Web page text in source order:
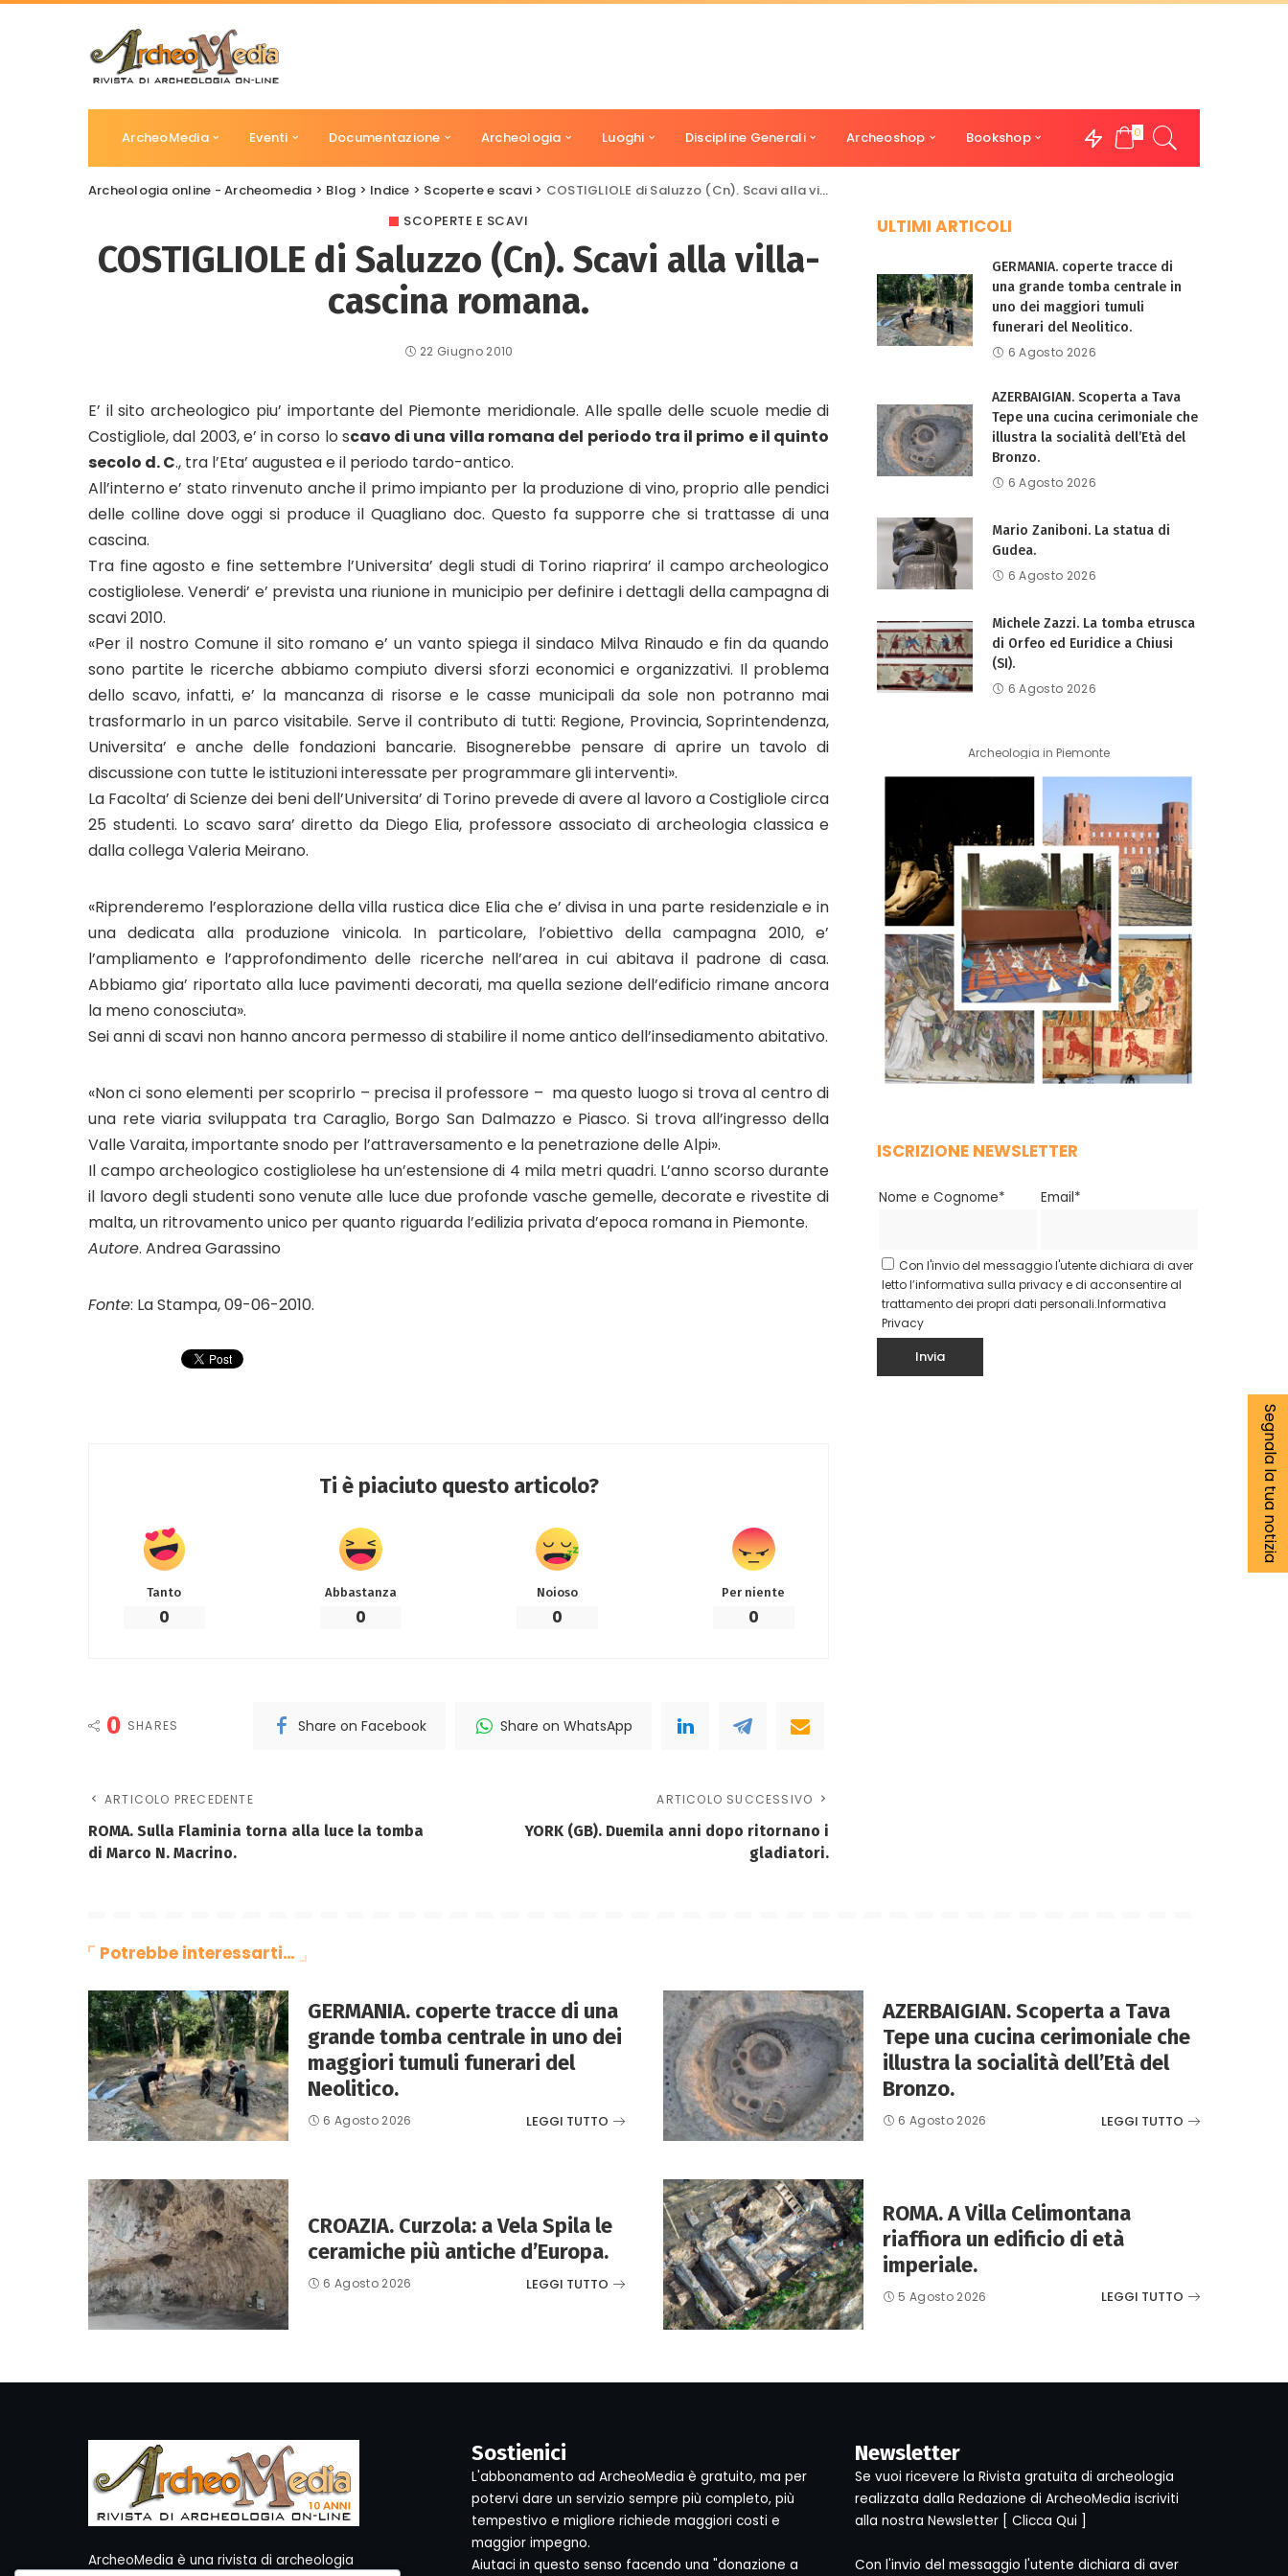
ArcheoMedia Eventi Documentazione Archeologia Luoghi Discipline Generali Archeoshop Bookshop 0
Archeologia online - Archeomedia > Blog > Indice > Scoperte e scavi > COSTIGLIOLE di Saluzzo (Cn). Scavi alla villa-cascina romana.
SCOPERTE E SCAVI
COSTIGLIOLE di Saluzzo (Cn). Scavi alla villa-
cascina romana.
22 Giugno 2010
E’ il sito archeologico piu’ importante del Piemonte meridionale. Alle spalle delle scuole medie di
Costigliole, dal 2003, e’ in corso lo scavo di una villa romana del periodo tra il primo e il quinto
secolo d. C., tra l’Eta’ augustea e il periodo tardo-antico.
All’interno e’ stato rinvenuto anche il primo impianto per la produzione di vino, proprio alle pendici
delle colline dove oggi si produce il Quagliano doc. Questo fa supporre che si trattasse di una
cascina.
Tra fine agosto e fine settembre l’Universita’ degli studi di Torino riaprira’ il campo archeologico
costigliolese. Venerdi’ e’ prevista una riunione in municipio per definire i dettagli della campagna di
scavi 2010.
«Per il nostro Comune il sito romano e’ un vanto spiega il sindaco Milva Rinaudo e fin da quando
sono partite le ricerche abbiamo compiuto diversi sforzi economici e organizzativi. Il problema
dello scavo, infatti, e’ la mancanza di risorse e le casse municipali da sole non potranno mai
trasformarlo in un parco visitabile. Serve il contributo di tutti: Regione, Provincia, Soprintendenza,
Universita’ e anche delle fondazioni bancarie. Bisognerebbe pensare di aprire un tavolo di
discussione con tutte le istituzioni interessate per programmare gli interventi».
La Facolta’ di Scienze dei beni dell’Universita’ di Torino prevede di avere al lavoro a Costigliole circa
25 studenti. Lo scavo sara’ diretto da Diego Elia, professore associato di archeologia classica e
dalla collega Valeria Meirano.
«Riprenderemo l’esplorazione della villa rustica dice Elia che e’ divisa in una parte residenziale e in
una dedicata alla produzione vinicola. In particolare, l’obiettivo della campagna 2010, e’
l’ampliamento e l’approfondimento delle ricerche nell’area in cui abitava il padrone di casa.
Abbiamo gia’ riportato alla luce pavimenti decorati, ma quella sezione dell’edificio rimane ancora
la meno conosciuta».
Sei anni di scavi non hanno ancora permesso di stabilire il nome antico dell’insediamento abitativo.
«Non ci sono elementi per scoprirlo – precisa il professore – ma questo luogo si trova al centro di
una rete viaria sviluppata tra Caraglio, Borgo San Dalmazzo e Piasco. Si trova all’ingresso della
Valle Varaita, importante snodo per l’attraversamento e la penetrazione delle Alpi».
Il campo archeologico costigliolese ha un’estensione di 4 mila metri quadri. L’anno scorso durante
il lavoro degli studenti sono venute alle luce due profonde vasche gemelle, decorate e rivestite di
malta, un ritrovamento unico per quanto riguarda l’edilizia privata d’epoca romana in Piemonte.
Autore. Andrea Garassino
Fonte: La Stampa, 09-06-2010.
Ti è piaciuto questo articolo?
Tanto
0
Abbastanza
0
Noioso
0
Per niente
0
0 SHARES Share on Facebook Share on WhatsApp
ARTICOLO PRECEDENTE
ROMA. Sulla Flaminia torna alla luce la tomba
di Marco N. Macrino.
ARTICOLO SUCCESSIVO
YORK (GB). Duemila anni dopo ritornano i
gladiatori.
ULTIMI ARTICOLI
GERMANIA. coperte tracce di
una grande tomba centrale in
uno dei maggiori tumuli
funerari del Neolitico.
6 Agosto 2026
AZERBAIGIAN. Scoperta a Tava
Tepe una cucina cerimoniale che
illustra la socialità dell’Età del
Bronzo.
6 Agosto 2026
Mario Zaniboni. La statua di
Gudea.
6 Agosto 2026
Michele Zazzi. La tomba etrusca
di Orfeo ed Euridice a Chiusi
(SI).
6 Agosto 2026
Archeologia in Piemonte
ISCRIZIONE NEWSLETTER
Nome e Cognome* Email*
Con l'invio del messaggio l'utente dichiara di aver
letto l’informativa sulla privacy e di acconsentire al
trattamento dei propri dati personali.Informativa
Privacy
Potrebbe interessarti…
GERMANIA. coperte tracce di una
grande tomba centrale in uno dei
maggiori tumuli funerari del
Neolitico.
6 Agosto 2026 LEGGI TUTTO
AZERBAIGIAN. Scoperta a Tava
Tepe una cucina cerimoniale che
illustra la socialità dell’Età del
Bronzo.
6 Agosto 2026 LEGGI TUTTO
CROAZIA. Curzola: a Vela Spila le
ceramiche più antiche d’Europa.
6 Agosto 2026 LEGGI TUTTO
ROMA. A Villa Celimontana
riaffiora un edificio di età
imperiale.
5 Agosto 2026 LEGGI TUTTO
Segnala la tua notizia
ArcheoMedia è una rivista di archeologia
Sostienici
L'abbonamento ad ArcheoMedia è gratuito, ma per
potervi dare un servizio sempre più completo, più
tempestivo e migliore richiede maggiori costi e
maggior impegno.
Aiutaci in questo senso facendo una "donazione a
Newsletter
Se vuoi ricevere la Rivista gratuita di archeologia
realizzata dalla Redazione di ArcheoMedia iscriviti
alla nostra Newsletter [ Clicca Qui ]
Con l'invio del messaggio l'utente dichiara di aver